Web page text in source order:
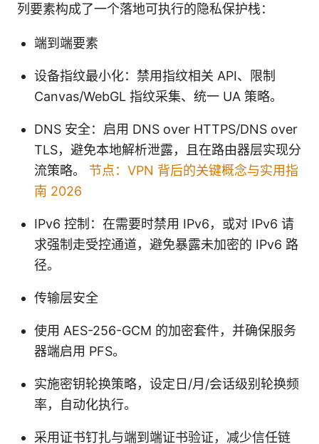
列要素构成了一个落地可执行的隐私保护栈：
端到端要素
设备指纹最小化：禁用指纹相关 API、限制
Canvas/WebGL 指纹采集、统一 UA 策略。
DNS 安全：启用 DNS over HTTPS/DNS over
TLS，避免本地解析泄露，且在路由器层实现分
流策略。 节点：VPN 背后的关键概念与实用指
南 2026
IPv6 控制：在需要时禁用 IPv6，或对 IPv6 请
求强制走受控通道，避免暴露未加密的 IPv6 路
径。
传输层安全
使用 AES-256-GCM 的加密套件，并确保服务
器端启用 PFS。
实施密钥轮换策略，设定日/月/会话级别轮换频
率，自动化执行。
采用证书钉扎与端到端证书验证，减少信任链